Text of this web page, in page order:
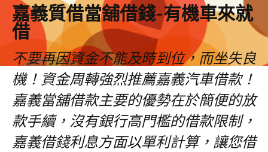
嘉義質借當舖借錢-有機車來就
借
不要再因資金不能及時到位，而坐失良
機！資金周轉強烈推薦嘉義汽車借款！
嘉義當舖借款主要的優勢在於簡便的放
款手續，沒有銀行高門檻的借款限制，
嘉義借錢利息方面以單利計算，讓您借